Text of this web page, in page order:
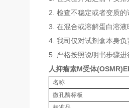
2. 检查不稳定或者变质
3. 在混合或溶解蛋白溶
4. 我司仅对试剂盒本身
5. 严格按照说明书步骤
人抑瘤素M受体
名称
微孔酶标板